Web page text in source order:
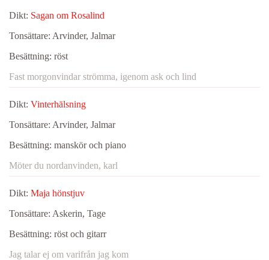
Dikt: Sagan om Rosalind
Tonsättare: Arvinder, Jalmar
Besättning: röst
Fast morgonvindar strömma, igenom ask och lind
Dikt: Vinterhälsning
Tonsättare: Arvinder, Jalmar
Besättning: manskör och piano
Möter du nordanvinden, karl
Dikt: Maja hönstjuv
Tonsättare: Askerin, Tage
Besättning: röst och gitarr
Jag talar ej om varifrån jag kom